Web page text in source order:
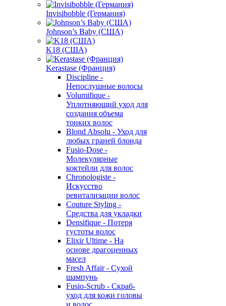
Invisibobble (Германия)
Johnson’s Baby (США)
K18 (США)
Kerastase (Франция)
Discipline -
Непослушные волосы
Volumifique -
Уплотняющий уход для
создания объема
тонких волос
Blond Absolu - Уход для
любых граней блонда
Fusio-Dose -
Молекулярные
коктейли для волос
Chronologiste -
Искусство
ревитализации волос
Couture Styling -
Средства для укладки
Densifique - Потеря
густоты волос
Elixir Ultime - На
основе драгоценных
масел
Fresh Affair - Сухой
шампунь
Fusio-Scrub - Скраб-
уход для кожи головы
и волос